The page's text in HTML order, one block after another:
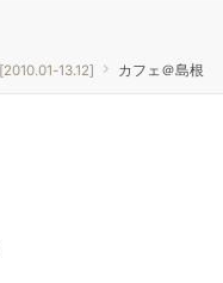
[2010.01-13.12] カフェ＠島根